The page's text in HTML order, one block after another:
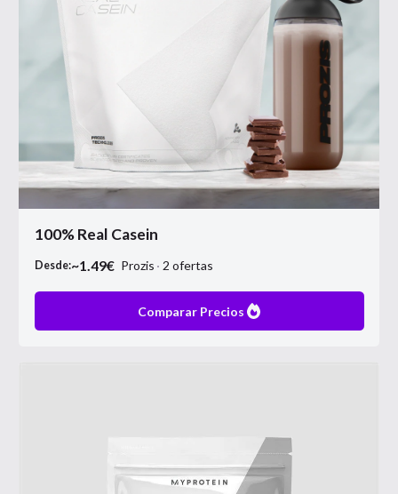
100% Real Casein
Desde:~1.49€ Prozis 2 ofertas
Comparar Precios